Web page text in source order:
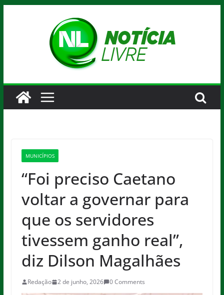
MUNICÍPIOS
“Foi preciso Caetano
voltar a governar para
que os servidores
tivessem ganho real”,
diz Dilson Magalhães
Redação 2 de junho, 2026 0 Comments